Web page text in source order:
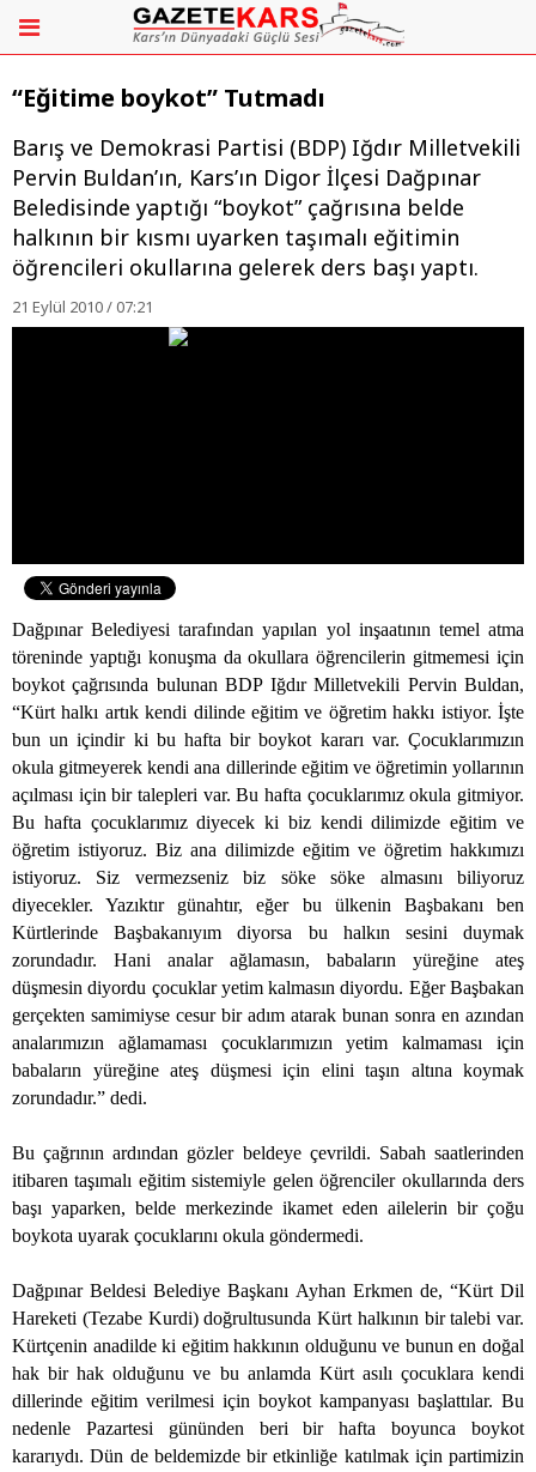
“Eğitime boykot” Tutmadı
Barış ve Demokrasi Partisi (BDP) Iğdır Milletvekili
Pervin Buldan’ın, Kars’ın Digor İlçesi Dağpınar
Beledisinde yaptığı “boykot” çağrısına belde
halkının bir kısmı uyarken taşımalı eğitimin
öğrencileri okullarına gelerek ders başı yaptı.
21 Eylül 2010 / 07:21
Dağpınar Belediyesi tarafından yapılan yol inşaatının temel atma
töreninde yaptığı konuşma da okullara öğrencilerin gitmemesi için
boykot çağrısında bulunan BDP Iğdır Milletvekili Pervin Buldan,
“Kürt halkı artık kendi dilinde eğitim ve öğretim hakkı istiyor. İşte
bun un içindir ki bu hafta bir boykot kararı var. Çocuklarımızın
okula gitmeyerek kendi ana dillerinde eğitim ve öğretimin yollarının
açılması için bir talepleri var. Bu hafta çocuklarımız okula gitmiyor.
Bu hafta çocuklarımız diyecek ki biz kendi dilimizde eğitim ve
öğretim istiyoruz. Biz ana dilimizde eğitim ve öğretim hakkımızı
istiyoruz. Siz vermezseniz biz söke söke almasını biliyoruz
diyecekler. Yazıktır günahtır, eğer bu ülkenin Başbakanı ben
Kürtlerinde Başbakanıyım diyorsa bu halkın sesini duymak
zorundadır. Hani analar ağlamasın, babaların yüreğine ateş
düşmesin diyordu çocuklar yetim kalmasın diyordu. Eğer Başbakan
gerçekten samimiyse cesur bir adım atarak bunan sonra en azından
analarımızın ağlamaması çocuklarımızın yetim kalmaması için
babaların yüreğine ateş düşmesi için elini taşın altına koymak
zorundadır.” dedi.
Bu çağrının ardından gözler beldeye çevrildi. Sabah saatlerinden
itibaren taşımalı eğitim sistemiyle gelen öğrenciler okullarında ders
başı yaparken, belde merkezinde ikamet eden ailelerin bir çoğu
boykota uyarak çocuklarını okula göndermedi.
Dağpınar Beldesi Belediye Başkanı Ayhan Erkmen de, “Kürt Dil
Hareketi (Tezabe Kurdi) doğrultusunda Kürt halkının bir talebi var.
Kürtçenin anadilde ki eğitim hakkının olduğunu ve bunun en doğal
hak bir hak olduğunu ve bu anlamda Kürt asılı çocuklara kendi
dillerinde eğitim verilmesi için boykot kampanyası başlattılar. Bu
nedenle Pazartesi gününden beri bir hafta boyunca boykot
kararıydı. Dün de beldemizde bir etkinliğe katılmak için partimizin